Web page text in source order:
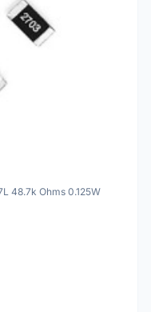
48.7k Ohms 0.125W